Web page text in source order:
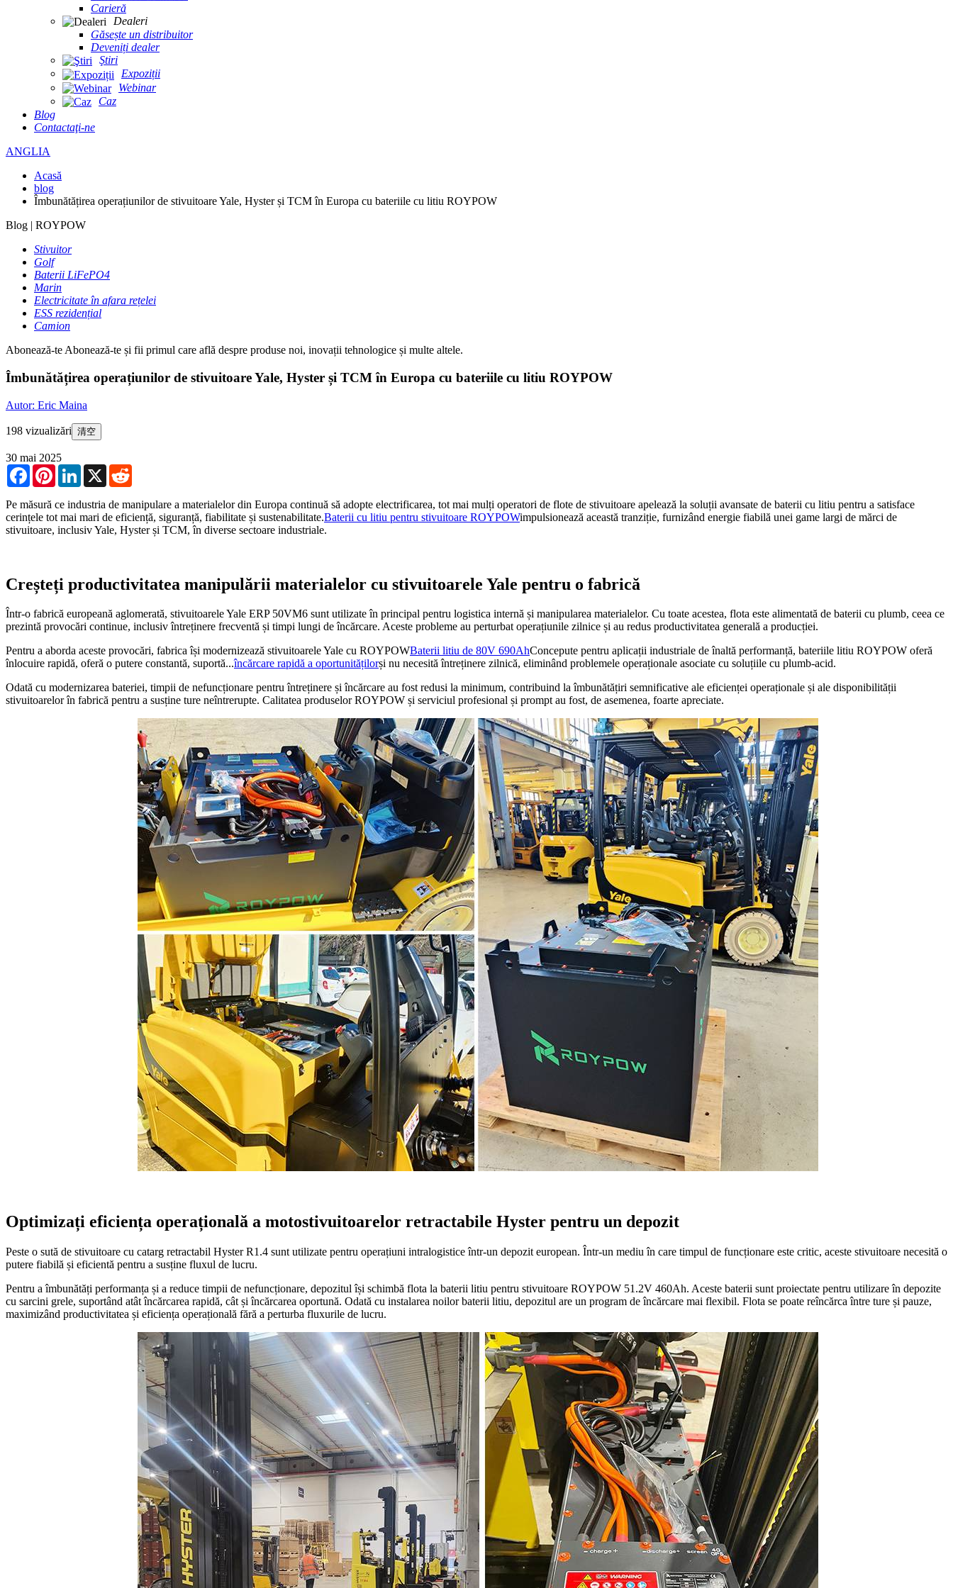
Carieră
Dealeri
Găsește un distribuitor
Deveniți dealer
Ştiri
Expoziții
Webinar
Caz
Blog
Contactaţi-ne
ANGLIA
Acasă
blog
Îmbunătățirea operațiunilor de stivuitoare Yale, Hyster și TCM în Europa cu bateriile cu litiu ROYPOW
Blog | ROYPOW
Stivuitor
Golf
Baterii LiFePO4
Marin
Electricitate în afara rețelei
ESS rezidențial
Camion
Abonează-te Abonează-te și fii primul care află despre produse noi, inovații tehnologice și multe altele.
Îmbunătățirea operațiunilor de stivuitoare Yale, Hyster și TCM în Europa cu bateriile cu litiu ROYPOW
Autor: Eric Maina
198 vizualizări 清空
30 mai 2025
FacebookPinterestLinkedIn
X
Pe măsură ce industria de manipulare a materialelor din Europa continuă să adopte electrificarea, tot mai mulți operatori de flote de stivuitoare apelează la soluții avansate de baterii cu litiu pentru a satisface
cerințele tot mai mari de eficiență, siguranță, fiabilitate și sustenabilitate.Baterii cu litiu pentru stivuitoare ROYPOWimpulsionează această tranziție, furnizând energie fiabilă unei game largi de mărci de
stivuitoare, inclusiv Yale, Hyster și TCM, în diverse sectoare industriale.
Creșteți productivitatea manipulării materialelor cu stivuitoarele Yale pentru o fabrică
Într-o fabrică europeană aglomerată, stivuitoarele Yale ERP 50VM6 sunt utilizate în principal pentru logistica internă și manipularea materialelor. Cu toate acestea, flota este alimentată de baterii cu plumb, ceea ce
prezintă provocări continue, inclusiv întreținere frecventă și timpi lungi de încărcare. Aceste probleme au perturbat operațiunile zilnice și au redus productivitatea generală a producției.
Pentru a aborda aceste provocări, fabrica își modernizează stivuitoarele Yale cu ROYPOWBaterii litiu de 80V 690AhConcepute pentru aplicații industriale de înaltă performanță, bateriile litiu ROYPOW oferă
înlocuire rapidă, oferă o putere constantă, suportă...încărcare rapidă a oportunitățilorși nu necesită întreținere zilnică, eliminând problemele operaționale asociate cu soluțiile cu plumb-acid.
Odată cu modernizarea bateriei, timpii de nefuncționare pentru întreținere și încărcare au fost redusi la minimum, contribuind la îmbunătățiri semnificative ale eficienței operaționale și ale disponibilității
stivuitoarelor în fabrică pentru a susține ture neîntrerupte. Calitatea produselor ROYPOW și serviciul profesional și prompt au fost, de asemenea, foarte apreciate.
Optimizați eficiența operațională a motostivuitoarelor retractabile Hyster pentru un depozit
Peste o sută de stivuitoare cu catarg retractabil Hyster R1.4 sunt utilizate pentru operațiuni intralogistice într-un depozit european. Într-un mediu în care timpul de funcționare este critic, aceste stivuitoare necesită o
putere fiabilă și eficientă pentru a susține fluxul de lucru.
Pentru a îmbunătăți performanța și a reduce timpii de nefuncționare, depozitul își schimbă flota la baterii litiu pentru stivuitoare ROYPOW 51.2V 460Ah. Aceste baterii sunt proiectate pentru utilizare în depozite
cu sarcini grele, suportând atât încărcarea rapidă, cât și încărcarea oportună. Odată cu instalarea noilor baterii litiu, depozitul are un program de încărcare mai flexibil. Flota se poate reîncărca între ture și pauze,
maximizând productivitatea și eficiența operațională fără a perturba fluxurile de lucru.